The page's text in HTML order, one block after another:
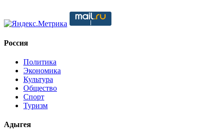
Россия
Политика
Экономика
Культура
Общество
Спорт
Туризм
Адыгея